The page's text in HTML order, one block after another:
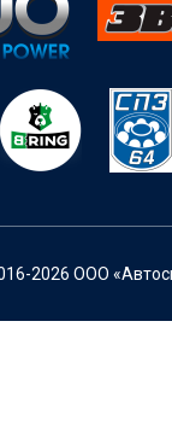
2026 ООО